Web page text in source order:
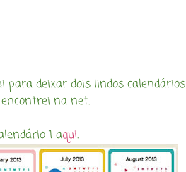
para deixar dois lindos calendários
encontrei na net.
1 aqui.